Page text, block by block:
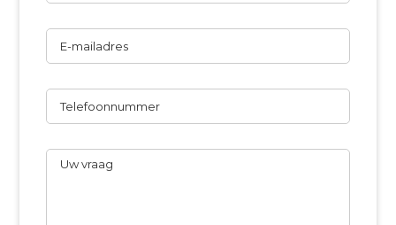
E-
mailadres
Telefoon
Uw
vraag